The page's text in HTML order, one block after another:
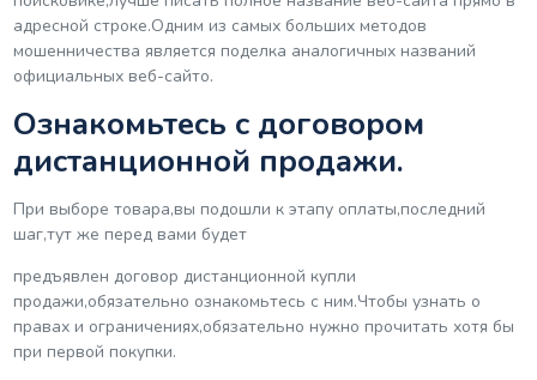
адресной строке.Одним из самых больших методов
мошенничества является поделка аналогичных названий
официальных веб-сайто.
Ознакомьтесь с договором
дистанционной продажи.
При выборе товара,вы подошли к этапу оплаты,последний
шаг,тут же перед вами будет
предъявлен договор дистанционной купли
продажи,обязательно ознакомьтесь с ним.Чтобы узнать о
правах и ограничениях,обязательно нужно прочитать хотя бы
при первой покупки.